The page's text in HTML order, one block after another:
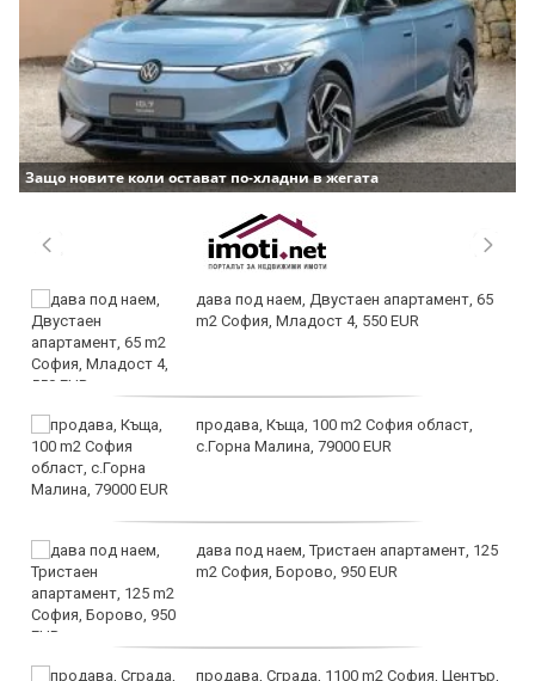
Защо новите коли остават по-хладни в жегата
дава под наем, Двустаен апартамент, 65
m2 София, Младост 4, 550 EUR
продава, Къща, 100 m2 София област,
с.Горна Малина, 79000 EUR
дава под наем, Тристаен апартамент, 125
m2 София, Борово, 950 EUR
продава, Сграда, 1100 m2 София, Център,